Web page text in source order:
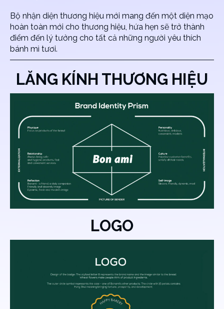
Bộ nhận diện thương hiệu mới mang đến một diện mạo
hoàn toàn mới cho thương hiệu, hứa hẹn sẽ trở thành
điểm đến lý tưởng cho tất cả những người yêu thích
bánh mì tươi.
LĂNG KÍNH THƯƠNG HIỆU
LOGO